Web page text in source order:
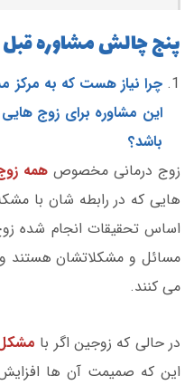
پنج چالش مشاوره قبل
چرا نیاز هست که به مرکز
این مشاوره برای زوج
باشد؟
زوج درمانی مخصوص همه
هایی که در رابطه شان با
مسائل و مشکلاتشان هستند و
می کنند.
در حالی که زوجین اگر با
این که صمیمت آن ها افزایش